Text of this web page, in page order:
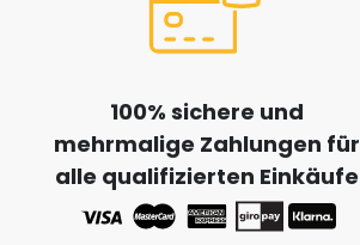
100% sichere und
mehrmalige Zahlungen für
alle qualifizierten Einkäufe